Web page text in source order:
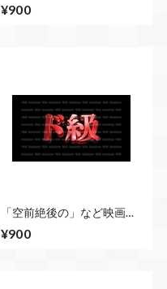
字５種類 No.3 ゴールド
¥900
「空前絶後の」など映画の
漢字５種類 No.2 赤
¥900